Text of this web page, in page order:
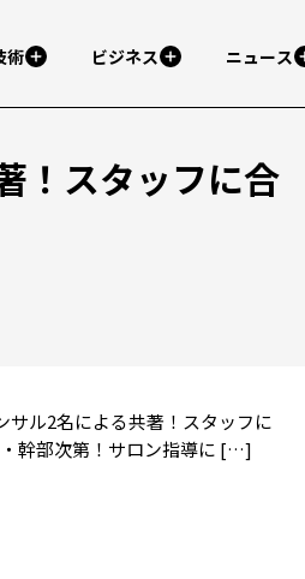
術 ビジネス ニュース
！スタッフに合
ル2名による共著！スタッフに
幹部次第！サロン指導に […]